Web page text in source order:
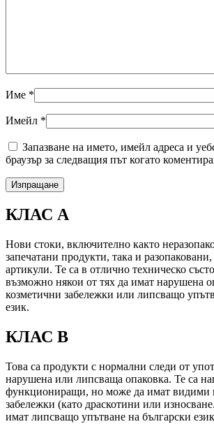
Име *
Имейл *
Запазване на името, имейл адреса и
браузър за следващия път когато
КЛАС А
Нови стоки, включително както
запечатани продукти, така и
артикули. Те са в отлично техническо
възможно някои от тях да имат нарушена
козметични забележки или липсващо
език.
КЛАС B
Това са продукти с нормални следи от
нарушена или липсваща опаковка. Те са
функциониращи, но може да имат видими
забележки (като драскотини или
имат липсващо упътване на български